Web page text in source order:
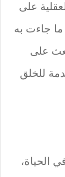
على
ما جاءت به
على
للخلق
الحياة،